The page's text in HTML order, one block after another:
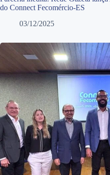
do Connect Fecomércio-ES
03/12/2025